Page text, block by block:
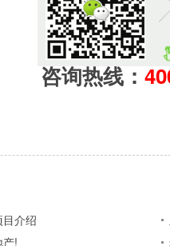
咨询热线：
介绍
!